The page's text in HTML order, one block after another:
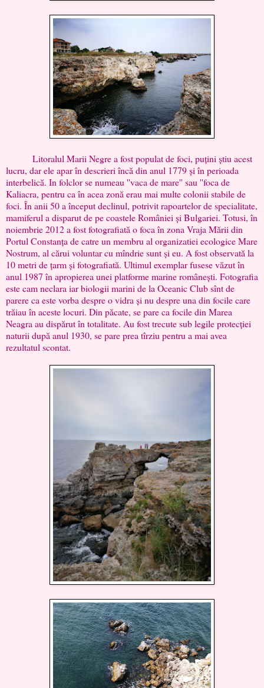
Litoralul Marii Negre a fost populat de foci, puțini știu acest
lucru, dar ele apar în descrieri încă din anul 1779 și în perioada
interbelică. In folclor se numeau ''vaca de mare'' sau ''foca de
Kaliacra, pentru ca în acea zonă erau mai multe colonii stabile de
foci. În anii 50 a început declinul, potrivit rapoartelor de specialitate,
mamiferul a disparut de pe coastele României și Bulgariei. Totusi, în
noiembrie 2012 a fost fotografiată o foca în zona Vraja Mării din
Portul Constanța de catre un membru al organizatiei ecologice Mare
Nostrum, al cărui voluntar cu mîndrie sunt și eu. A fost observată la
10 metri de țarm și fotografiată. Ultimul exemplar fusese văzut în
anul 1987 în apropierea unei platforme marine românești. Fotografia
este cam neclara iar biologii marini de la Oceanic Club sînt de
parere ca este vorba despre o vidra și nu despre una din focile care
trăiau în aceste locuri. Din păcate, se pare ca focile din Marea
Neagra au dispărut în totalitate. Au fost trecute sub legile protecției
naturii după anul 1930, se pare prea tîrziu pentru a mai avea
rezultatul scontat.